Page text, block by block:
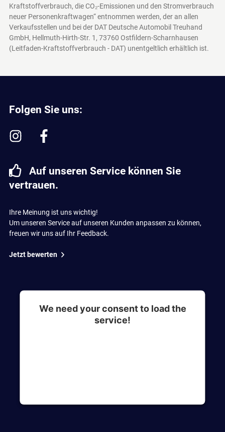
Kraftstoffverbrauch, die CO₂-Emissionen und den Stromverbrauch
neuer Personenkraftwagen“ entnommen werden, der an allen
Verkaufsstellen und bei der DAT Deutsche Automobil Treuhand
GmbH, Hellmuth-Hirth-Str. 1, 73760 Ostfildern-Scharnhausen
(Leitfaden-Kraftstoffverbrauch - DAT) unentgeltlich erhältlich ist.
Folgen Sie uns:
Auf unseren Service können Sie
vertrauen.
Ihre Meinung ist uns wichtig!
Um unseren Service auf unseren Kunden anpassen zu können,
freuen wir uns auf Ihr Feedback.
Jetzt bewerten
We need your consent to load the
service!